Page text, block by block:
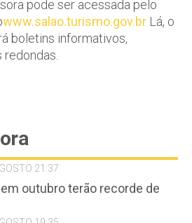
pode ser acessada pelo
www.salao.turismo.gov.br Lá, o
boletins informativos,
21:37
outubro terão recorde de